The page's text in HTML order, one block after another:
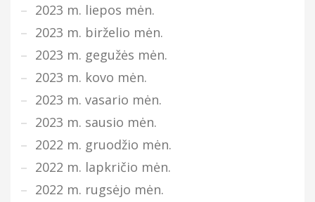
2023 m. liepos mėn.
2023 m. birželio mėn.
2023 m. gegužės mėn.
2023 m. kovo mėn.
2023 m. vasario mėn.
2023 m. sausio mėn.
2022 m. gruodžio mėn.
2022 m. lapkričio mėn.
2022 m. rugsėjo mėn.